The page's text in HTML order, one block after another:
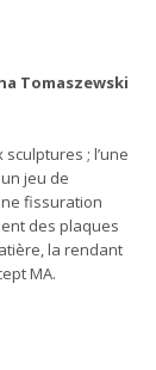
Tomaszewski
; l’une
jeu de
fissuration
des plaques
la rendant
MA.